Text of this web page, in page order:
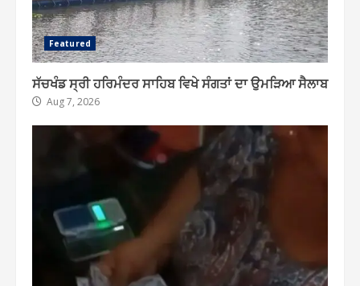
Featured
ਸੱਚਖੰਡ ਸ੍ਰੀ ਹਰਿਮੰਦਰ ਸਾਹਿਬ ਵਿਖੇ ਸੰਗਤਾਂ ਦਾ ਉਮੜਿਆ ਸੈਲਾਬ
Aug 7, 2026